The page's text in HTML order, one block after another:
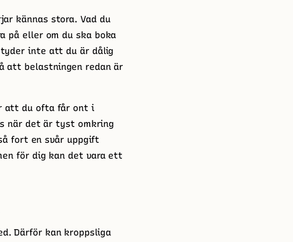
kännas stora. Vad du
på eller om du ska boka
inte att du är dålig
att belastningen redan är
att du ofta får ont i
när det är tyst omkring
fort en svår uppgift
för dig kan det vara ett
Därför kan kroppsliga